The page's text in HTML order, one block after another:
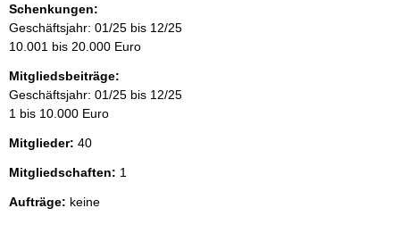
Schenkungen:
Geschäftsjahr: 01/25 bis 12/25
10.001 bis 20.000 Euro
Mitgliedsbeiträge:
Geschäftsjahr: 01/25 bis 12/25
1 bis 10.000 Euro
Mitglieder: 40
Mitgliedschaften: 1
Aufträge: keine